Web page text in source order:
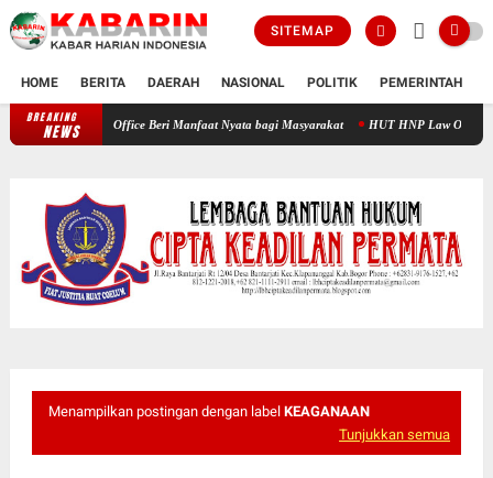
SITEMAP
HOME BERITA DAERAH NASIONAL POLITIK PEMERINTAH
BREAKING
NEWS
Law Office Beri Manfaat Nyata bagi Masyarakat HUT HNP Law Office Hadirkan
Menampilkan postingan dengan label KEAGANAAN
Tunjukkan semua